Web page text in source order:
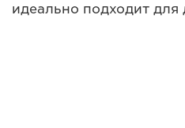
идеально подходит